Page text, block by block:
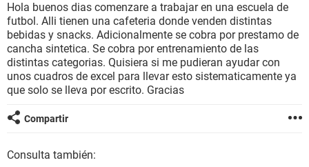
Hola buenos dias comenzare a trabajar en una escuela de
futbol. Alli tienen una cafeteria donde venden distintas
bebidas y snacks. Adicionalmente se cobra por prestamo de
cancha sintetica. Se cobra por entrenamiento de las
distintas categorias. Quisiera si me pudieran ayudar con
unos cuadros de excel para llevar esto sistematicamente ya
que solo se lleva por escrito. Gracias
Compartir
Consulta también: